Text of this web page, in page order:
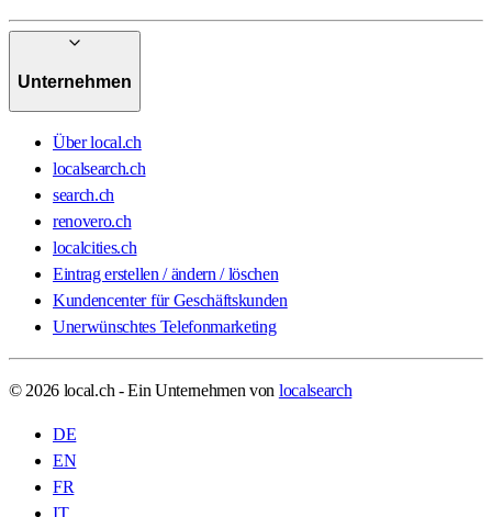
Unternehmen
Über local.ch
localsearch.ch
search.ch
renovero.ch
localcities.ch
Eintrag erstellen / ändern / löschen
Kundencenter für Geschäftskunden
Unerwünschtes Telefonmarketing
© 2026 local.ch - Ein Unternehmen von localsearch
DE
EN
FR
IT